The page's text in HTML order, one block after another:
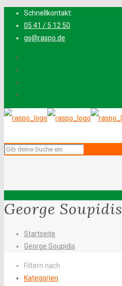
Schnellkontakt:
05 41 / 5 12 50
gs@raspo.de
George Soupidis
Startseite
George Soupidis
Filtern nach
Kategorien